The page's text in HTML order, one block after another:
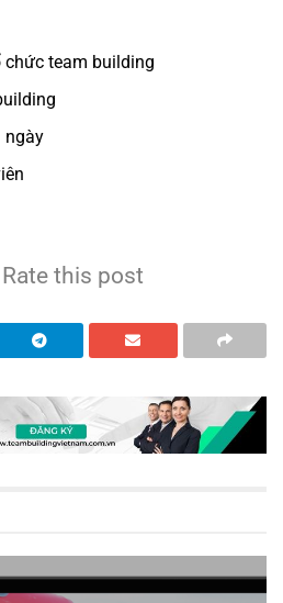
chức team building
ngày
Rate this post